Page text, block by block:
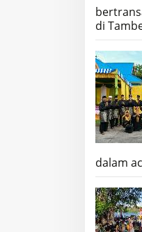
di
dalam